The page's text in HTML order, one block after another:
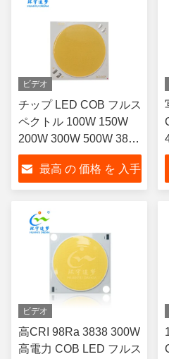
ビデオ
チップ LED COB フルス
ペクトル 100W 150W
200W 300W 500W 3835
高ルーメン出力
最高 の 価格 を 入手
ビデオ
高CRI 98Ra 3838 300W
高電力 COB LED フルス